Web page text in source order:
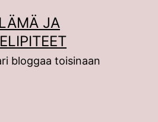
JA
bloggaa toisinaan